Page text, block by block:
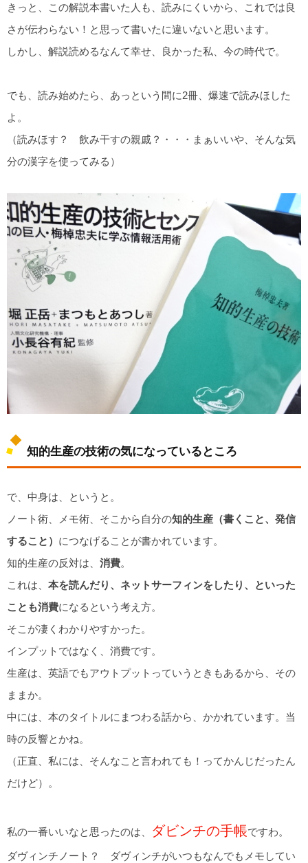
きっと、この解説本書いた人も、読みにくいから、これでは良
さが伝わらない！と思って書いたに違いないと思います。
しかし、解説読めるなんて幸せ、良かった私、今の時代で。
でも、読み始めたら、あっという間に2冊、爆速で読みほした
よ。
（読みほす？ 飲み干すの親戚？・・・まぁいいや、そんな気
分の漢字を使ってみる）
知的生産の技術の気になっているところ
で、中身は、というと。
ノート術、メモ術、そこから自分の知的生産（書くこと、発信
すること） につなげることが書かれています。
知的生産の反対は、 消費。
これは、 本を読んだり、ネットサーフィンをしたり、といった
ことも消費になるという考え方。
そこが凄くわかりやすかった。
インプットではなく、消費です。
生産は、英語でもアウトプットっていうときもあるから、その
ままか。
中には、本のタイトルにまつわる話から、かかれています。当
時の反響とかね。
（正直、私には、そんなこと言われても！ってかんじだったん
だけど）。
私の一番いいなと思ったのは、 ダビンチの手帳ですわ。
ダヴィンチノート？ ダヴィンチがいつもなんでもメモしてい